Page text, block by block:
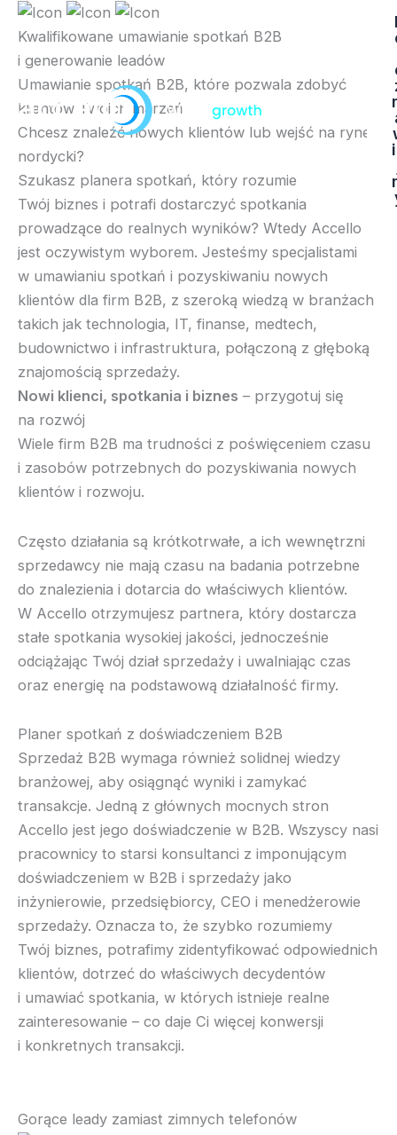
Przejdź
treści
Kwalifikowane umawianie spotkań B2B
i generowanie leadów
Umawianie spotkań B2B, które pozwala zdobyć
klientów Twoich marzeń
Chcesz znaleźć nowych klientów lub wejść na rynek
nordycki?
Szukasz planera spotkań, który rozumie
Twój biznes i potrafi dostarczyć spotkania
prowadzące do realnych wyników? Wtedy Accello
jest oczywistym wyborem. Jesteśmy specjalistami
w umawianiu spotkań i pozyskiwaniu nowych
klientów dla firm B2B, z szeroką wiedzą w branżach
takich jak technologia, IT, finanse, medtech,
budownictwo i infrastruktura, połączoną z głęboką
znajomością sprzedaży.
Nowi klienci, spotkania i biznes – przygotuj się
na rozwój
Wiele firm B2B ma trudności z poświęceniem czasu
i zasobów potrzebnych do pozyskiwania nowych
klientów i rozwoju.
Często działania są krótkotrwałe, a ich wewnętrzni
sprzedawcy nie mają czasu na badania potrzebne
do znalezienia i dotarcia do właściwych klientów.
W Accello otrzymujesz partnera, który dostarcza
stałe spotkania wysokiej jakości, jednocześnie
odciążając Twój dział sprzedaży i uwalniając czas
oraz energię na podstawową działalność firmy.
Planer spotkań z doświadczeniem B2B
Sprzedaż B2B wymaga również solidnej wiedzy
branżowej, aby osiągnąć wyniki i zamykać
transakcje. Jedną z głównych mocnych stron
Accello jest jego doświadczenie w B2B. Wszyscy nasi
pracownicy to starsi konsultanci z imponującym
doświadczeniem w B2B i sprzedaży jako
inżynierowie, przedsiębiorcy, CEO i menedżerowie
sprzedaży. Oznacza to, że szybko rozumiemy
Twój biznes, potrafimy zidentyfikować odpowiednich
klientów, dotrzeć do właściwych decydentów
i umawiać spotkania, w których istnieje realne
zainteresowanie – co daje Ci więcej konwersji
i konkretnych transakcji.
Gorące leady zamiast zimnych telefonów